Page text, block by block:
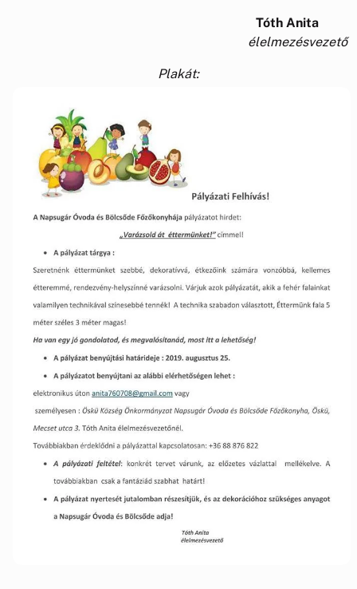
Tóth Anita
élelmezésvezető
Plakát: